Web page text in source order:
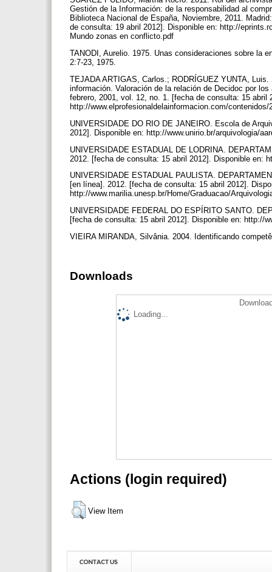
Gestión de la Información: de la responsabilidad al
Biblioteca Nacional de España, Noviembre, 2011.
de consulta: 19 abril 2012]. Disponible en: http://
Mundo zonas en conflicto.pdf
TANODI, Aurelio. 1975. Unas consideraciones sobre la
2:7-23, 1975.
TEJADA ARTIGAS, Carlos.; RODRÍGUEZ YUNTA,
información. Valoración de la relación de Decidoc por
febrero, 2001, vol. 12, no. 1. [fecha de consulta: 15 abril
http://www.elprofesionaldelainformacion.com/
UNIVERSIDADE DO RIO DE JANEIRO. Escola de
2012]. Disponible en: http://www.unirio.br/arquivologia/
UNIVERSIDADE ESTADUAL DE LODRINA.
2012. [fecha de consulta: 15 abril 2012]. Disponible en:
UNIVERSIDADE ESTADUAL PAULISTA.
[en línea]. 2012. [fecha de consulta: 15 abril 2012].
http://www.marilia.unesp.br/Home/Graduacao/
UNIVERSIDADE FEDERAL DO ESPÍRITO SANTO.
[fecha de consulta: 15 abril 2012]. Disponible en: http://
VIEIRA MIRANDA, Silvânia. 2004. Identificando
Downloads
Loading...
Actions (login required)
View Item